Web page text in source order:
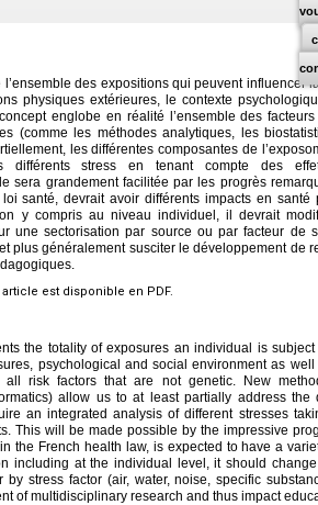
l’ensemble des expositions qui peuvent influencer
physiques extérieures, le contexte
englobe en réalité l’ensemble des
(comme les méthodes analytiques, les
les différentes composantes de
différents stress en tenant compte des
sera grandement facilitée par les progrès
santé, devrait avoir différents impacts en
y compris au niveau individuel, il devrait
une sectorisation par source ou par facteur de
plus généralement susciter le développement de
est disponible en PDF.
the totality of exposures an individual is
psychological and social environment as
all risk factors that are not genetic. New
allow us to at least partially address the
an integrated analysis of different stresses
This will be made possible by the impressive
the French health law, is expected to have a
including at the individual level, it should
by stress factor (air, water, noise, specific
of multidisciplinary research and thus impact